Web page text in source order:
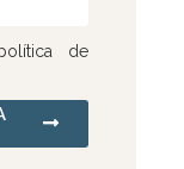
de